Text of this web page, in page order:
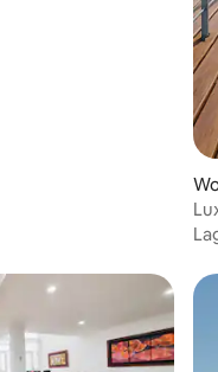
von 5, 62 Bewertungen